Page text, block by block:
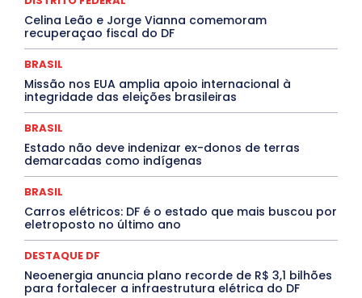
INTELIGÊNCIA ARTIFICIAL
INTERNACIONAL
Jogos Online
JUDICIÁRIO
MEIO AMBIENTE
Paraíba
Paraná Pernambuco Piauí
PROCESSO SELETIVO
QUALIFICAÇÃO PROFISSIONAL
RESIDÊNCIA
Santa Catarina
São Paulo SARAMPO
Saúde Agora
SEGURANÇA
TÁ FROID?
TEATRO TECNOLOGIA
TIC TAC
Mais
Celina Leão e Jorge Vianna comemoram
recuperaçao fiscal do DF
BRASIL
Missão nos EUA amplia apoio internacional à
integridade das eleições brasileiras
BRASIL
Estado não deve indenizar ex-donos de terras
demarcadas como indígenas
BRASIL
Carros elétricos: DF é o estado que mais buscou por
eletroposto no último ano
DESTAQUE DF
Neoenergia anuncia plano recorde de R$ 3,1 bilhões
para fortalecer a infraestrutura elétrica do DF